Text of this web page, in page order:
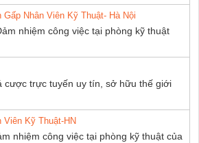
Gấp Nhân Viên Kỹ Thuật- Hà Nội
nhiệm công việc tại phòng kỹ thuật
cược trực tuyến uy tín, sở hữu thế giới
Viên Kỹ Thuật-HN
nhiệm công việc tại phòng kỹ thuật của